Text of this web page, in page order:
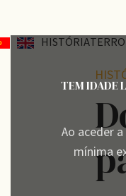
TEM IDADE
Ao aceder
mínima
HISTÓRIA